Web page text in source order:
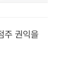
주 권익을